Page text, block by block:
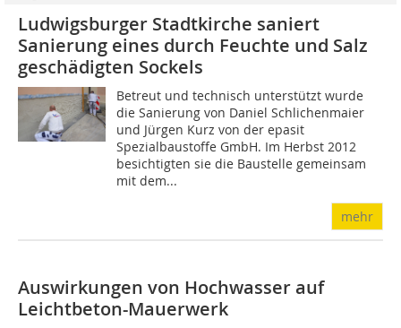
Ludwigsburger Stadtkirche saniert
Sanierung eines durch Feuchte und Salz
geschädigten Sockels
Betreut und technisch unterstützt wurde
die Sanierung von Daniel Schlichenmaier
und Jürgen Kurz von der epasit
Spezialbaustoffe GmbH. Im Herbst 2012
besichtigten sie die Baustelle gemeinsam
mit dem...
mehr
Auswirkungen von Hochwasser auf
Leichtbeton-Mauerwerk